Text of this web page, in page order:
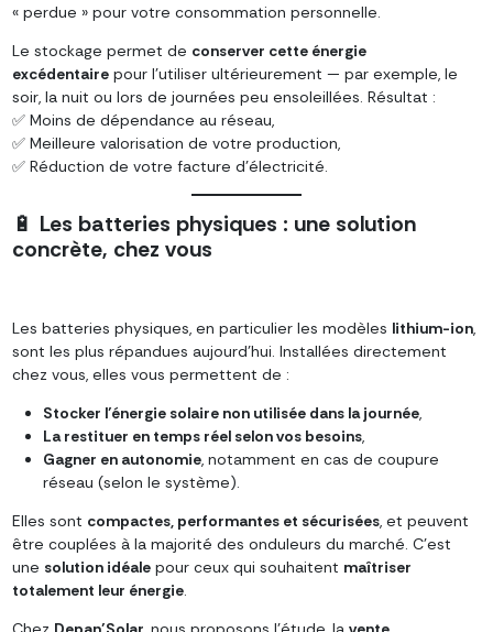
« perdue » pour votre consommation personnelle.
Le stockage permet de conserver cette énergie
excédentairepour l’utiliser ultérieurement — par exemple, le
soir, la nuit ou lors de journées peu ensoleillées. Résultat :
✅ Moins de dépendance au réseau,
✅ Meilleure valorisation de votre production,
✅ Réduction de votre facture d’électricité.
🔋 Les batteries physiques : une solution
concrète, chez vous
Les batteries physiques, en particulier les modèles lithium-ion,
sont les plus répandues aujourd’hui. Installées directement
chez vous, elles vous permettent de :
Stocker l’énergie solaire non utilisée dans la journée,
La restituer en temps réel selon vos besoins,
Gagner en autonomie, notamment en cas de coupure
réseau (selon le système).
Elles sont compactes, performantes et sécurisées, et peuvent
être couplées à la majorité des onduleurs du marché. C’est
une solution idéalepour ceux qui souhaitent maîtriser
totalement leur énergie.